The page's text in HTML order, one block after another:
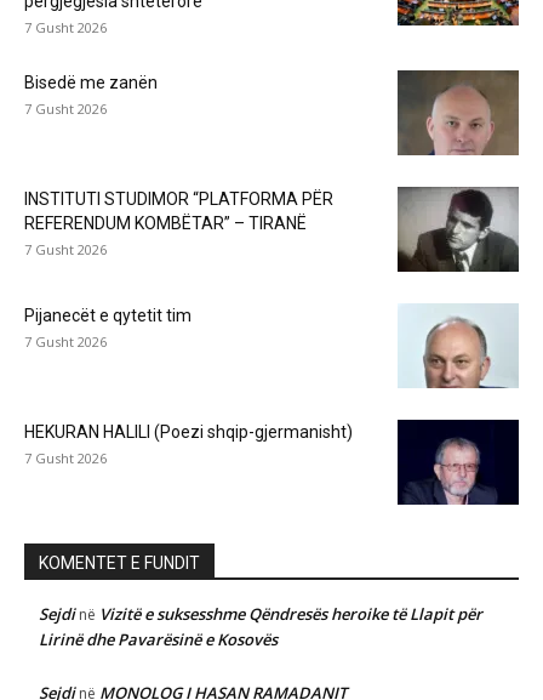
7 Gusht 2026
Bisedë me zanën
7 Gusht 2026
INSTITUTI STUDIMOR “PLATFORMA PËR
REFERENDUM KOMBËTAR” – TIRANË
7 Gusht 2026
Pijanecët e qytetit tim
7 Gusht 2026
HEKURAN HALILI (Poezi shqip-gjermanisht)
7 Gusht 2026
KOMENTET E FUNDIT
Sejdinë Vizitë e suksesshme Qëndresës heroike të Llapit për
Lirinë dhe Pavarësinë e Kosovës
Sejdinë MONOLOG I HASAN RAMADANIT